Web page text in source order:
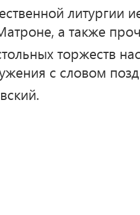
литургии
а также
торжеств
с словом